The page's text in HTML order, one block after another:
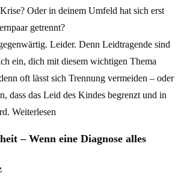
Oder in deinem Umfeld hat sich erst
getrennt?
Leider. Denn Leidtragende sind
ein, dich mit diesem wichtigen Thema
oft lässt sich Trennung vermeiden – oder
dass das Leid des Kindes begrenzt und in
Weiterlesen
– Wenn eine Diagnose alles